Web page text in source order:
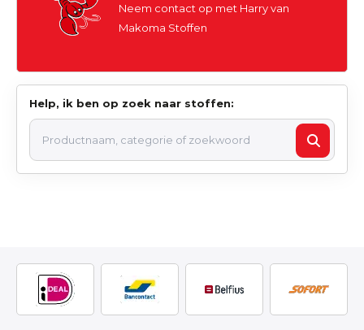
Neem contact op met Harry van
Makoma Stoffen
Help, ik ben op zoek naar stoffen: